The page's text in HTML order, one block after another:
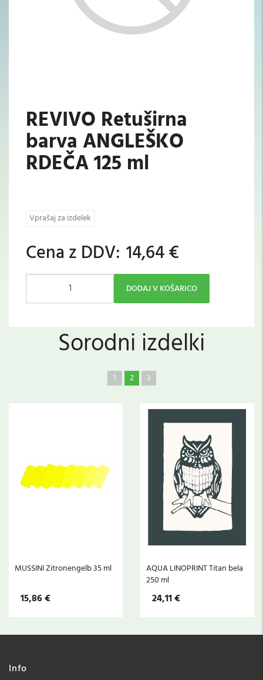
REVIVO Retuširna
barva ANGLEŠKO
RDEČA 125 ml
Vprašaj za izdelek
Cena z DDV: 14,64 €
DODAJ V KOŠARICO
Sorodni izdelki
1 2 3
MUSSINI Zitronengelb 35 ml
15,86 €
AQUA LINOPRINT Titan bela
250 ml
24,11 €
Info